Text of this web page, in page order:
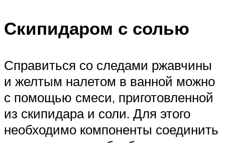
Скипидаром с солью
Справиться со следами ржавчины
и желтым налетом в ванной можно
с помощью смеси, приготовленной
из скипидара и соли. Для этого
необходимо компоненты соединить